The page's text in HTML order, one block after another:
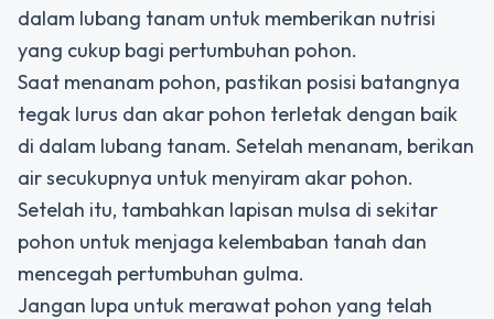
dalam lubang tanam untuk memberikan nutrisi
yang cukup bagi pertumbuhan pohon.
Saat menanam pohon, pastikan posisi batangnya
tegak lurus dan akar pohon terletak dengan baik
di dalam lubang tanam. Setelah menanam, berikan
air secukupnya untuk menyiram akar pohon.
Setelah itu, tambahkan lapisan mulsa di sekitar
pohon untuk menjaga kelembaban tanah dan
mencegah pertumbuhan gulma.
Jangan lupa untuk merawat pohon yang telah